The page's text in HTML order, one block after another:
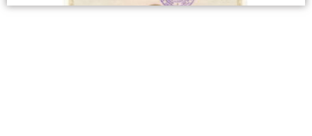
Свидетельство